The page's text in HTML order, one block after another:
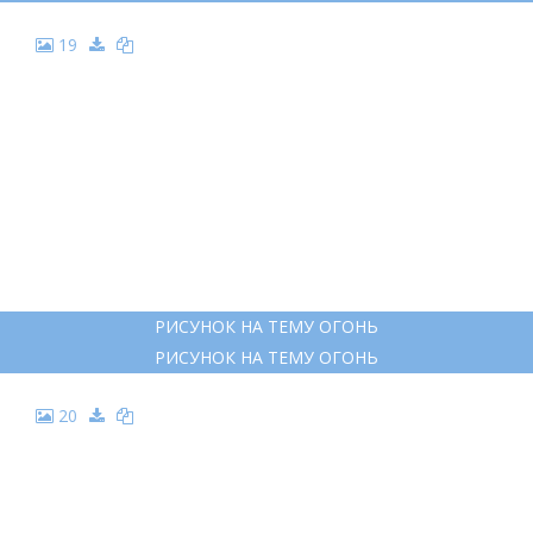
19
РИСУНОК НА ТЕМУ ОГОНЬ
РИСУНОК НА ТЕМУ ОГОНЬ
20